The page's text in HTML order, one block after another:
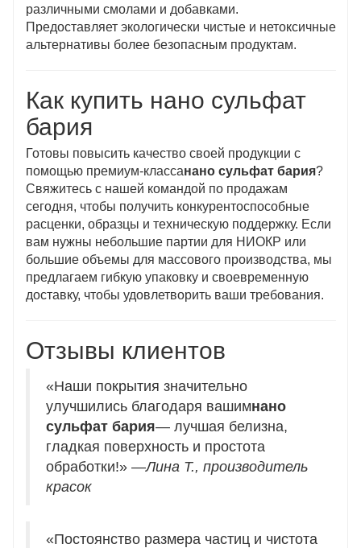
различными смолами и добавками.
Предоставляет экологически чистые и нетоксичные
альтернативы более безопасным продуктам.
Как купить нано сульфат
бария
Готовы повысить качество своей продукции с
помощью премиум-классанано сульфат бария?
Свяжитесь с нашей командой по продажам
сегодня, чтобы получить конкурентоспособные
расценки, образцы и техническую поддержку. Если
вам нужны небольшие партии для НИОКР или
большие объемы для массового производства, мы
предлагаем гибкую упаковку и своевременную
доставку, чтобы удовлетворить ваши требования.
Отзывы клиентов
«Наши покрытия значительно
улучшились благодаря вашимнано
сульфат бария— лучшая белизна,
гладкая поверхность и простота
обработки!» —Лина Т., производитель
красок
«Постоянство размера частиц и чистота